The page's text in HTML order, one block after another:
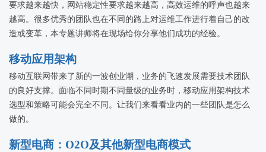
要求越来越快，网站稳定性要求越来越高，高效运维的呼声也越来
越高。很多优秀的团队也在不同的路上对运维工作进行着自己的改
造或变革，本专题讲师将在现场给你分享他们成功的经验。
移动应用架构
移动互联网带来了新的一波创业潮，业务的飞速发展需要技术团队
的良好支撑。面临不同时期不同量级的业务时，移动应用架构技术
选型和策略可能会完全不同。让我们来看看业内的一些团队是怎么
做的。
新型电商：O2O及其他新型电商模式